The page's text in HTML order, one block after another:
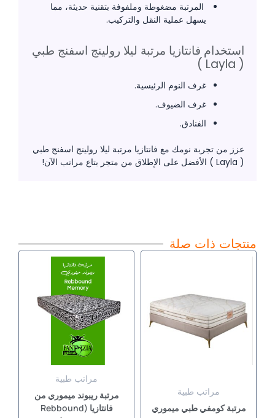
المرتبة مضغوطة وملفوفة بتقنية حديثة، مما
يسهل عملية النقل والتركيب.
استخدام فانتازيا مرتبة ليلا رولينج اسفنج طبي
( Layla )
غرف النوم الرئيسية.
غرف الضيوف.
الفنادق.
عزز من تجربة نومك مع فانتازيا مرتبة ليلا رولينج اسفنج طبي
( Layla ) الأفضل على الإطلاق من متجر بتاع مراتب الآن!
منتجات ذات صلة
مراتب طبية
مرتبة كومفي طبي ميموري
خلال
⁦14.600,00 EGP⁩
من
الأشكال
المختلفة
لهذا
اختيار
الخيارات
مراتب طبية
مرتبة ريبوند ميموري من
فانتازيا (Rebbound
خلال
⁦24.775,00 EGP⁩
هناك
العديد
من
الأشكال
المختلفة
لهذا
المنتج.
يمكن
الخيارات